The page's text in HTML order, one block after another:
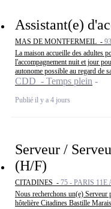
Assistant(e)
MAS DE MONTFERMEIL -
La maison accueille des adultes
l'accompagnement nuit et jour
autonome possible au regard de
CDD - Temps plein
Publié il y a 4 jours
Serveur /
(H/F)
CITADINES - 75 - PARIS
Nous recherchons un(e) Serveur
hôtelière Citadines Bastille